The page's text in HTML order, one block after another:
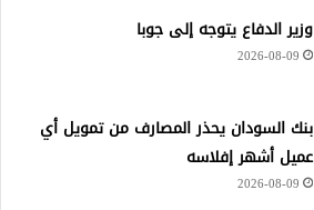
وزير الدفاع يتوجه إلى جوبا
2026-08-09
بنك السودان يحذر المصارف من تمويل أي
عميل أشهر إفلاسه
2026-08-09